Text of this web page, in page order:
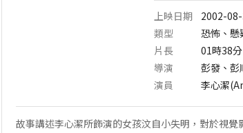
上映日期
2002-
類型
恐怖、懸
片長
01時38分
導演
彭發、彭
演員
李心潔
故事講述李心潔所飾演的女孩汶自小失明，對於視